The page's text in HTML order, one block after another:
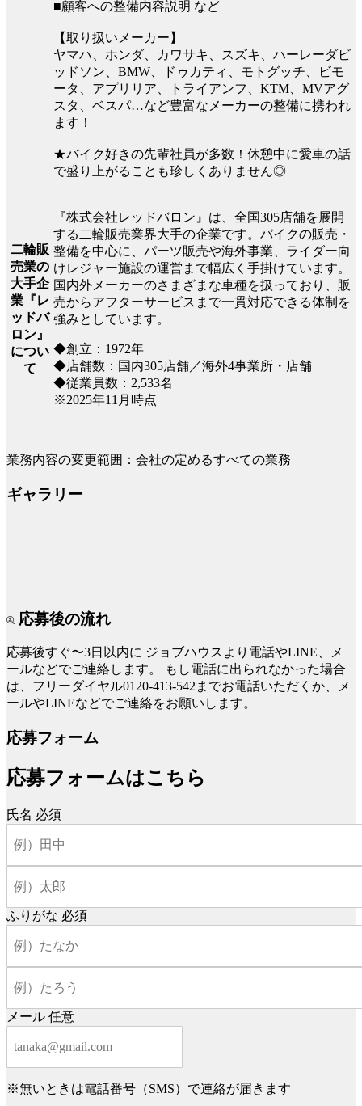
■顧客への整備内容説明 など
【取り扱いメーカー】
ヤマハ、ホンダ、カワサキ、スズキ、ハーレーダビ
ッドソン、BMW、ドゥカティ、モトグッチ、ビモ
ータ、アプリリア、トライアンフ、KTM、MVアグ
スタ、ベスパ…など豊富なメーカーの整備に携われ
ます！
★バイク好きの先輩社員が多数！休憩中に愛車の話
で盛り上がることも珍しくありません◎
二輪販
売業の
大手企
業『レ
ッドバ
ロン』
につい
て
『株式会社レッドバロン』は、全国305店舗を展開
する二輪販売業界大手の企業です。バイクの販売・
整備を中心に、パーツ販売や海外事業、ライダー向
けレジャー施設の運営まで幅広く手掛けています。
国内外メーカーのさまざまな車種を扱っており、販
売からアフターサービスまで一貫対応できる体制を
強みとしています。
◆創立：1972年
◆店舗数：国内305店舗／海外4事業所・店舗
◆従業員数：2,533名
※2025年11月時点
業務内容の変更範囲：会社の定めるすべての業務
ギャラリー
応募後の流れ
応募後すぐ〜3日以内に ジョブハウスより電話やLINE、メ
ールなどでご連絡します。
もし電話に出られなかった場合
は、フリーダイヤル0120-413-542までお電話いただくか、メ
ールやLINEなどでご連絡をお願いします。
応募フォーム
応募フォームはこちら
氏名 必須
ふりがな 必須
メール 任意
※無いときは電話番号（SMS）で連絡が届きます